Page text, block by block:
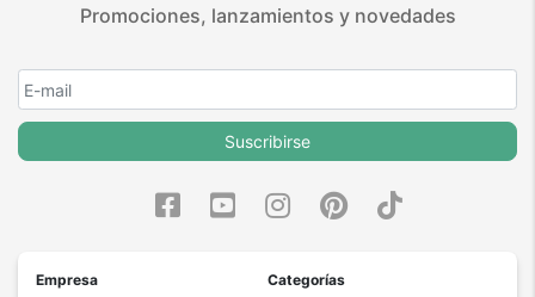
Promociones, lanzamientos y novedades
Suscribirse
Empresa
Categorías